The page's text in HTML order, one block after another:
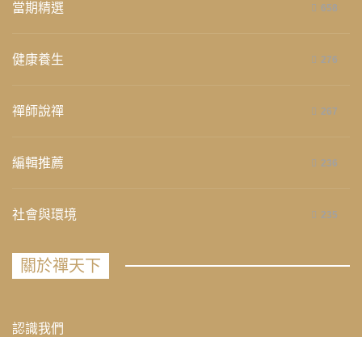
當期精選 658
健康養生 276
禪師說禪 267
編輯推薦 236
社會與環境 235
關於禪天下
認識我們